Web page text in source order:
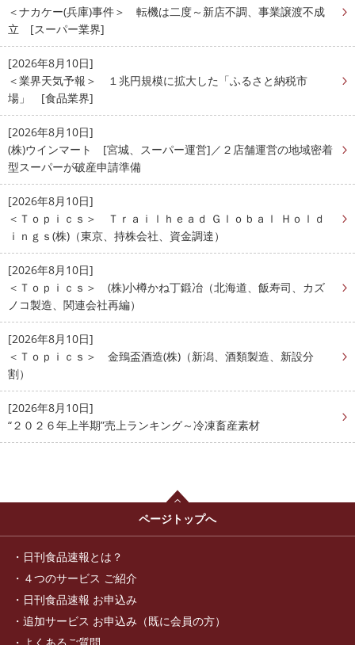
＜ナカケー(兵庫)事件＞ 転機は二度～新店不調、事業譲渡不成
立 [スーパー業界]
[2026年8月10日]
＜業界天気予報＞ １兆円規模に拡大した「ふるさと納税市
場」 [食品業界]
[2026年8月10日]
(株)ウインマート [宮城、スーパー運営]／２店舗運営の地域密着
型スーパーが破産申請準備
[2026年8月10日]
＜Ｔｏｐｉｃｓ＞ Ｔｒａｉｌｈｅａｄ Ｇｌｏｂａｌ Ｈｏｌｄ
ｉｎｇｓ(株)（東京、持株会社、資金調達）
[2026年8月10日]
＜Ｔｏｐｉｃｓ＞ (株)小樽かね丁鍛冶（北海道、飯寿司、カズ
ノコ製造、関連会社再編）
[2026年8月10日]
＜Ｔｏｐｉｃｓ＞ 金鵄盃酒造(株)（新潟、酒類製造、新設分
割）
[2026年8月10日]
“２０２６年上半期”売上ランキング～冷凍畜産素材
ページトップへ
日刊食品速報とは？
４つのサービス ご紹介
日刊食品速報 お申込み
追加サービス お申込み（既に会員の方）